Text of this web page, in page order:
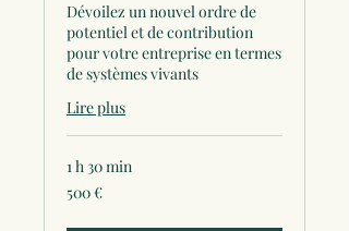
Dévoilez un nouvel ordre de
potentiel et de contribution
pour votre entreprise en termes
de systèmes vivants
Lire plus
1 h 30 min
euros
500 €